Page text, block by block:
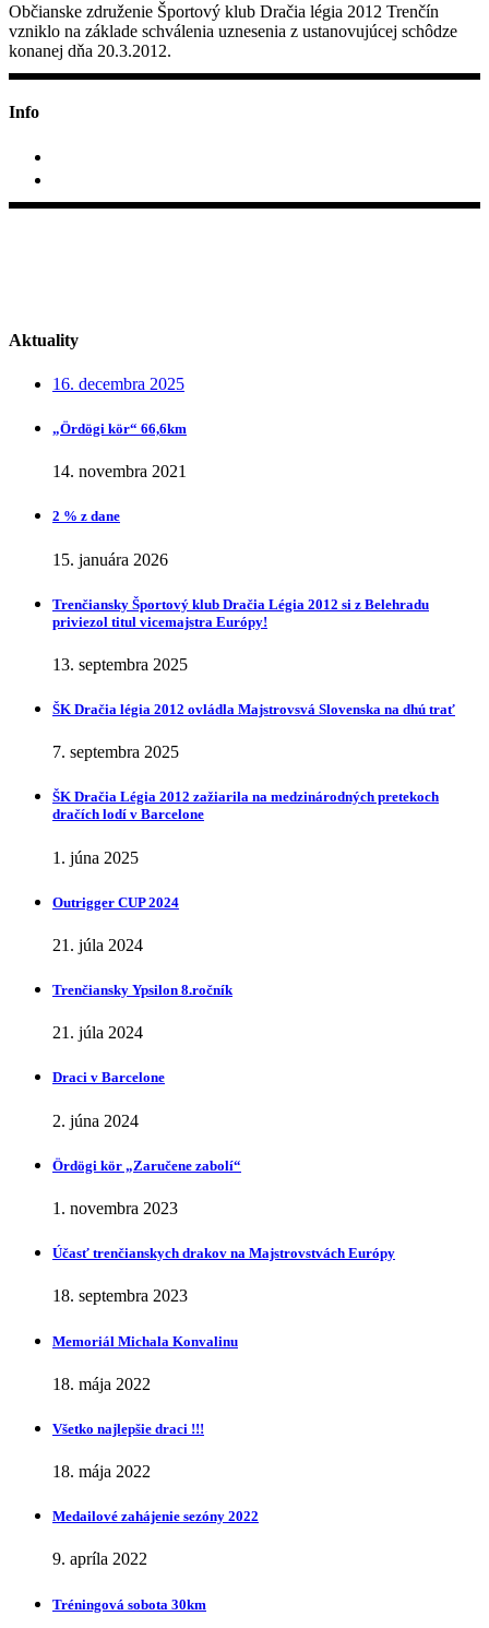
Občianske združenie Športový klub Dračia légia 2012 Trenčín
vzniklo na základe schválenia uznesenia z ustanovujúcej schôdze
konanej dňa 20.3.2012.
Info
Aktuality
16. decembra 2025
„Ӧrdӧgi kӧr“ 66,6km
14. novembra 2021
2 % z dane
15. januára 2026
Trenčiansky Športový klub Dračia Légia 2012 si z Belehradu
priviezol titul vicemajstra Európy!
13. septembra 2025
ŠK Dračia légia 2012 ovládla Majstrovsvá Slovenska na dhú trať
7. septembra 2025
ŠK Dračia Légia 2012 zažiarila na medzinárodných pretekoch
dračích lodí v Barcelone
1. júna 2025
Outrigger CUP 2024
21. júla 2024
Trenčiansky Ypsilon 8.ročník
21. júla 2024
Draci v Barcelone
2. júna 2024
Ӧrdӧgi kӧr „Zaručene zabolí“
1. novembra 2023
Účasť trenčianskych drakov na Majstrovstvách Európy
18. septembra 2023
Memoriál Michala Konvalinu
18. mája 2022
Všetko najlepšie draci !!!
18. mája 2022
Medailové zahájenie sezóny 2022
9. apríla 2022
Tréningová sobota 30km